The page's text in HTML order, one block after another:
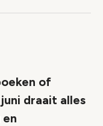
of
draait alles